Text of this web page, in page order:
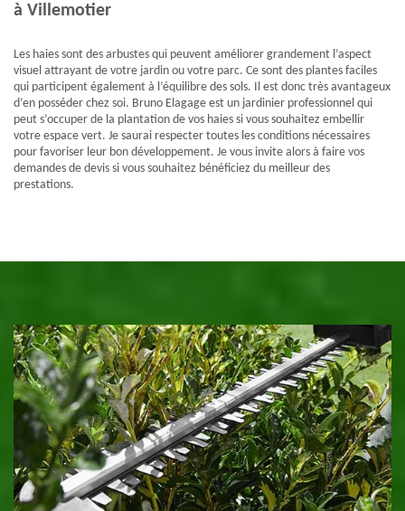
à Villemotier
Les haies sont des arbustes qui peuvent améliorer grandement l’aspect
visuel attrayant de votre jardin ou votre parc. Ce sont des plantes faciles
qui participent également à l’équilibre des sols. Il est donc très avantageux
d’en posséder chez soi. Bruno Elagage est un jardinier professionnel qui
peut s’occuper de la plantation de vos haies si vous souhaitez embellir
votre espace vert. Je saurai respecter toutes les conditions nécessaires
pour favoriser leur bon développement. Je vous invite alors à faire vos
demandes de devis si vous souhaitez bénéficiez du meilleur des
prestations.